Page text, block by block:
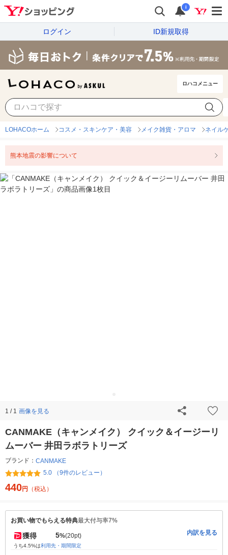
i
ログイン ID新規取得
ロハコメニュー
LOHACOホーム コスメ・スキンケア・美容 メイク雑貨・アロマ ネイル
熊本地震の影響について
1 / 1 画像を見る
CANMAKE（キャンメイク） クイック＆イージーリ
ムーバー 井田ラボラトリーズ
ブランド： CANMAKE
5.0 （9件のレビュー）
440円 （税込）
お買い物でもらえる特典最大付与率7%
獲得 5%(20pt)
うち4.5%は利用先・期間限定
内訳を見る